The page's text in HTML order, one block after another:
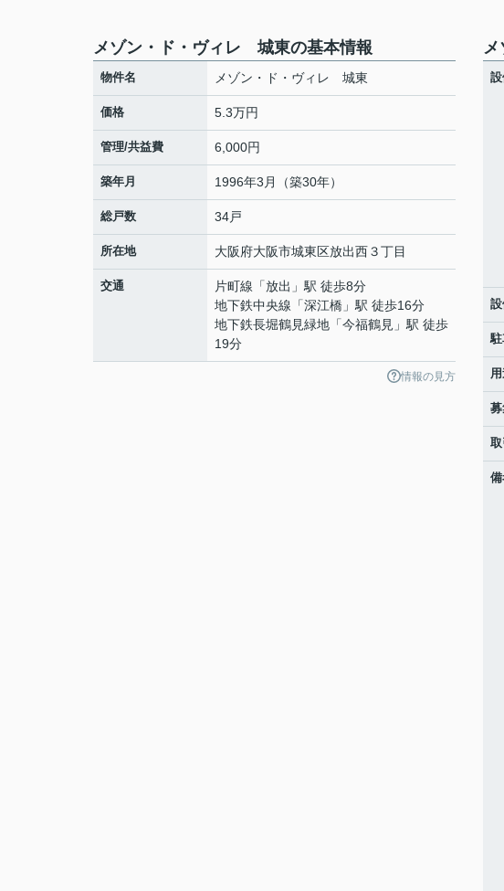
メゾン・ド・ヴィレ 城東の基本情報
物件名 メゾン・ド・ヴィレ 城東
価格 5.3万円
管理/共益費 6,000円
築年月 1996年3月（築30年）
総戸数 34戸
所在地 大阪府大阪市城東区放出西３丁目
交通 片町線 「放出 」駅 徒歩8分
地下鉄中央線 「深江橋 」駅 徒歩16分
地下鉄長堀鶴見緑地 「今福鶴見 」駅 徒歩
19分
情報の見方